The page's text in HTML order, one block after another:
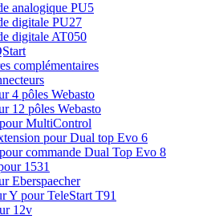
analogique PU5
digitale PU27
digitale AT050
complémentaires
4 pôles Webasto
12 pôles Webasto
MultiControl
pour Dual top Evo 6
commande Dual Top Evo 8
1531
Eberspaecher
Y pour TeleStart T91
12v